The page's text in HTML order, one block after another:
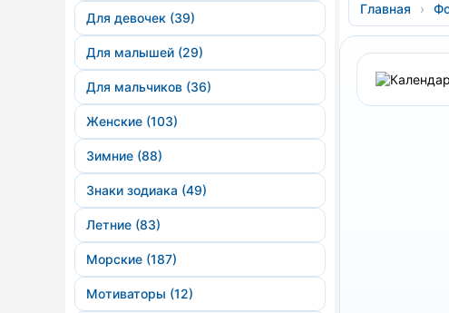
Для девочек (39)
Для малышей (29)
Для мальчиков (36)
Женские (103)
Зимние (88)
Знаки зодиака (49)
Летние (83)
Морские (187)
Мотиваторы (12)
Главная ›